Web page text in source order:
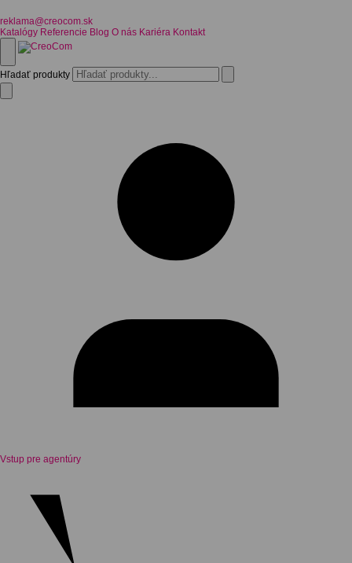
reklama@creocom.sk
Katalógy Referencie Blog O nás Kariéra Kontakt
Hľadať produkty
Vstup pre agentúry